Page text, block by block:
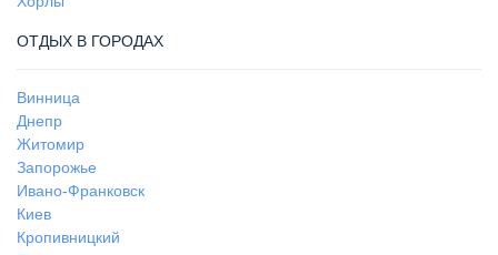
ОТДЫХ В ГОРОДАХ
Винница
Днепр
Житомир
Запорожье
Ивано-Франковск
Киев
Кропивницкий